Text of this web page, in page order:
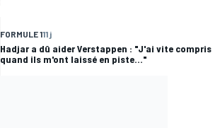
FORMULE 111 j
Hadjar a dû aider Verstappen : "J'ai vite compris
quand ils m'ont laissé en piste..."